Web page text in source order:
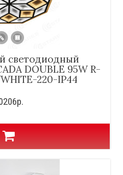
светодиодный
DOUBLE 95W R-
220-IP44